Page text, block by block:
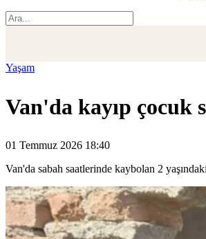
Yaşam
Van'da kayıp çocuk
01 Temmuz 2026 18:40
Van'da sabah saatlerinde kaybolan 2